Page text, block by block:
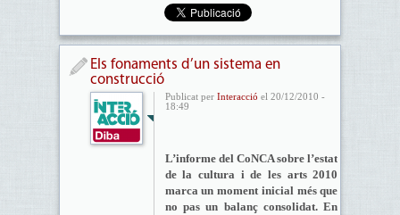
Els fonaments d’un sistema en
construcció
Publicat per Interacció el 20/12/2010 -
18:49
L’informe del CoNCA sobre l’estat
de la cultura i de les arts 2010
marca un moment inicial més que
no pas un balanç consolidat. En